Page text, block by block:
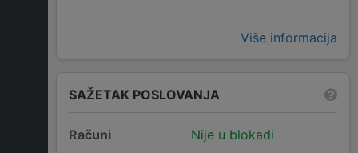
Više informacija
SAŽETAK POSLOVANJA
Računi
Nije u blokadi